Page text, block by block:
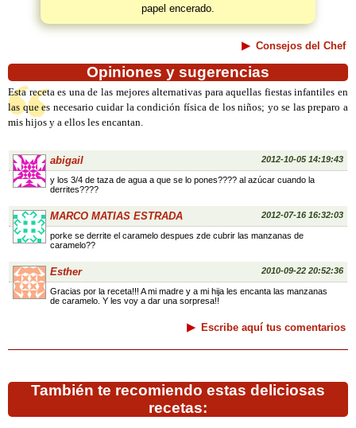
papel encerado.
Consejos del Chef
Opiniones y sugerencias
Esta receta es una de las mejores alternativas para aquellas fiestas infantiles en
las que es necesario cuidar la condición física de los niños; yo se las preparo a
mis hijos y a ellos les encantan.
abigail 2012-10-05 14:19:43
y los 3/4 de taza de agua a que se lo pones???? al azúcar cuando la
derrites????
MARCO MATIAS ESTRADA 2012-07-16 16:32:03
porke se derrite el caramelo despues zde cubrir las manzanas de
caramelo??
Esther 2010-09-22 20:52:36
Gracias por la receta!!! A mi madre y a mi hija les encanta las manzanas
de caramelo. Y les voy a dar una sorpresa!!
Escribe aquí tus comentarios
También te recomiendo estas deliciosas
recetas: